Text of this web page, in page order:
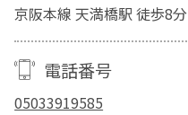
京阪本線 天満橋駅 徒歩8分
電話番号
05033919585